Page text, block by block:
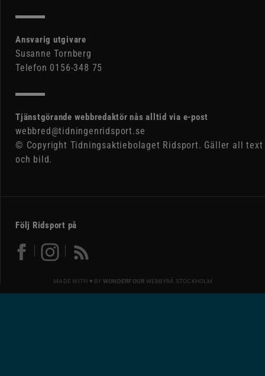
Ansvarig utgivare
Susanne Tornberg
Telefon 0156-348 75
Tjänstgörande webbredaktör nås alltid via e-post
webbred@tidningenridsport.se
© Copyright Tidningsaktiebolaget Ridsport. Gäller all text
och bild.
Följ Ridsport på
MADE WITH ♥ BY WONDERFOUR WEBBYRÅ STOCKHOLM